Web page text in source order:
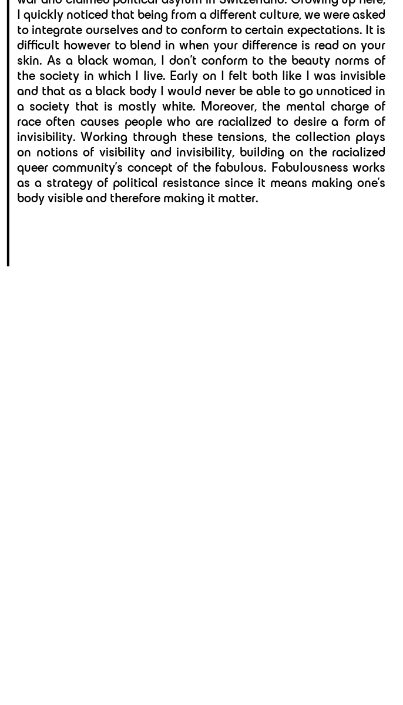
I quickly noticed that being from a different culture, we were asked
to integrate ourselves and to conform to certain expectations. It is
difficult however to blend in when your difference is read on your
skin. As a black woman, I don’t conform to the beauty norms of
the society in which I live. Early on I felt both like I was invisible
and that as a black body I would never be able to go unnoticed in
a society that is mostly white. Moreover, the mental charge of
race often causes people who are racialized to desire a form of
invisibility. Working through these tensions, the collection plays
on notions of visibility and invisibility, building on the racialized
queer community’s concept of the fabulous. Fabulousness works
as a strategy of political resistance since it means making one’s
body visible and therefore making it matter.